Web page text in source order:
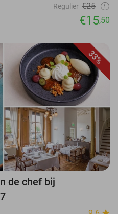
Regulier €25
€15,50
33%
de chef bij